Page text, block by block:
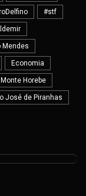
#stf
Mendes
Economia
Monte Horebe
José de Piranhas